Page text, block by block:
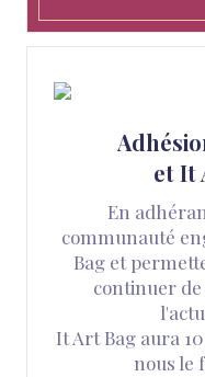
et It
En
communauté
Bag et
continuer
It Art Bag aura
nous le